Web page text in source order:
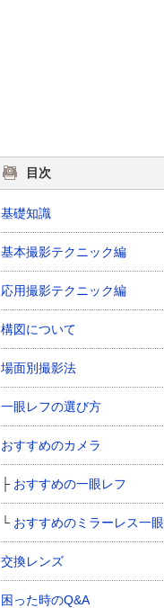
目次
基礎知識
基本撮影テクニック編
応用撮影テクニック編
構図について
場面別撮影法
一眼レフの選び方
おすすめのカメラ
├ おすすめの一眼レフ
└ おすすめのミラーレス一眼
交換レンズ
困った時のQ&A